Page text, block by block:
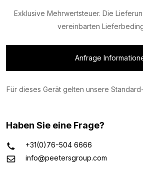
Exklusive Mehrwertsteuer. Die
vereinbarten
Anfrage
Für dieses Gerät gelten unsere
Haben Sie eine Frage?
+31(0)76-504 6666
info@peetersgroup.com